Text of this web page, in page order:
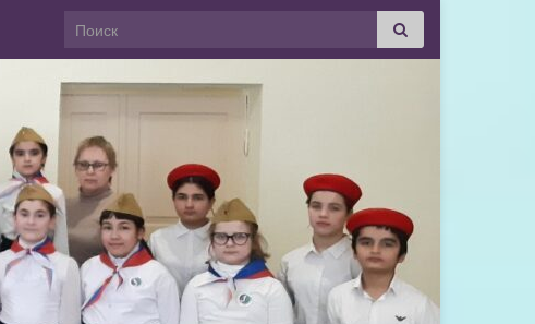
Search for: